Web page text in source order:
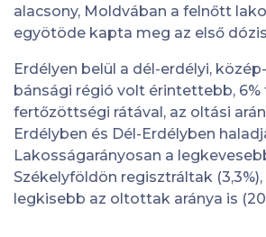
alacsony, Moldvában a felnőtt
egyötöde kapta meg az első
Erdélyen belül a dél-erdélyi,
bánsági régió volt érintettebb,
fertőzöttségi rátával, az oltási
Erdélyben és Dél-Erdélyben
Lakosságarányosan a
Székelyföldön regisztráltak
legkisebb az oltottak aránya is